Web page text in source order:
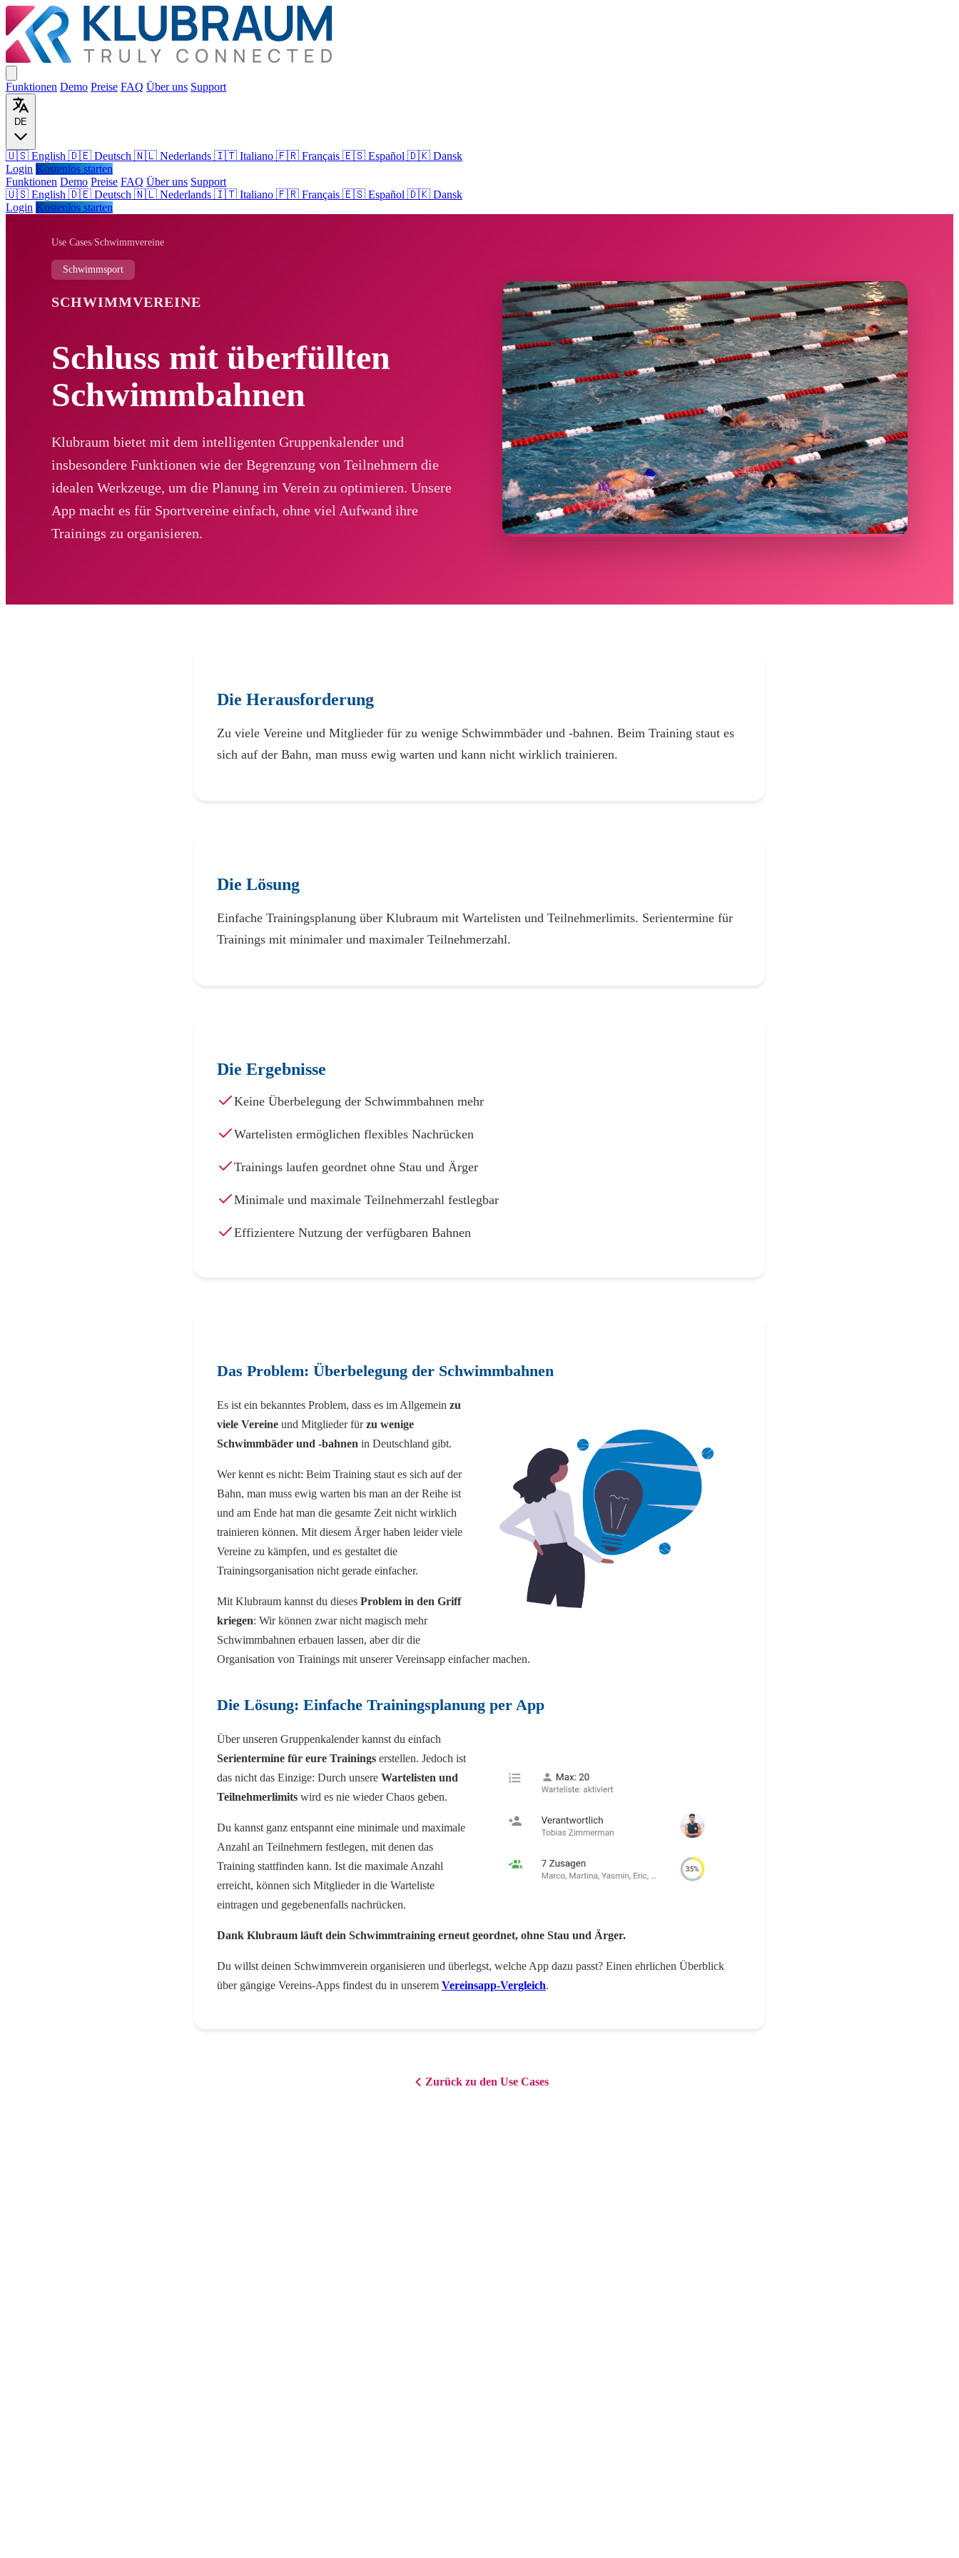
Funktionen Demo Preise FAQ Über uns Support
DE
🇺🇸 English 🇩🇪 Deutsch 🇳🇱 Nederlands 🇮🇹 Italiano 🇫🇷 Français 🇪🇸 Español 🇩🇰 Dansk
Login Kostenlos starten
Funktionen Demo Preise FAQ Über uns Support
🇺🇸 English 🇩🇪 Deutsch 🇳🇱 Nederlands 🇮🇹 Italiano 🇫🇷 Français 🇪🇸 Español 🇩🇰 Dansk
Login Kostenlos starten
Use Cases/Schwimmvereine
Schwimmsport
SCHWIMMVEREINE
Schluss mit überfüllten
Schwimmbahnen
Klubraum bietet mit dem intelligenten Gruppenkalender und
insbesondere Funktionen wie der Begrenzung von Teilnehmern die
idealen Werkzeuge, um die Planung im Verein zu optimieren. Unsere
App macht es für Sportvereine einfach, ohne viel Aufwand ihre
Trainings zu organisieren.
Die Herausforderung
Zu viele Vereine und Mitglieder für zu wenige Schwimmbäder und -bahnen. Beim Training staut es
sich auf der Bahn, man muss ewig warten und kann nicht wirklich trainieren.
Die Lösung
Einfache Trainingsplanung über Klubraum mit Wartelisten und Teilnehmerlimits. Serientermine für
Trainings mit minimaler und maximaler Teilnehmerzahl.
Die Ergebnisse
Keine Überbelegung der Schwimmbahnen mehr
Wartelisten ermöglichen flexibles Nachrücken
Trainings laufen geordnet ohne Stau und Ärger
Minimale und maximale Teilnehmerzahl festlegbar
Effizientere Nutzung der verfügbaren Bahnen
Das Problem: Überbelegung der Schwimmbahnen
Es ist ein bekanntes Problem, dass es im Allgemein zu
viele Vereine und Mitglieder fürzu wenige
Schwimmbäder und -bahnen in Deutschland gibt.
Wer kennt es nicht: Beim Training staut es sich auf der
Bahn, man muss ewig warten bis man an der Reihe ist
und am Ende hat man die gesamte Zeit nicht wirklich
trainieren können. Mit diesem Ärger haben leider viele
Vereine zu kämpfen, und es gestaltet die
Trainingsorganisation nicht gerade einfacher.
Mit Klubraum kannst du dieses Problem in den Griff
kriegen: Wir können zwar nicht magisch mehr
Schwimmbahnen erbauen lassen, aber dir die
Organisation von Trainings mit unserer Vereinsapp einfacher machen.
Die Lösung: Einfache Trainingsplanung per App
Über unseren Gruppenkalender kannst du einfach
Serientermine für eure Trainings erstellen. Jedoch ist
das nicht das Einzige: Durch unsere Wartelisten und
Teilnehmerlimits wird es nie wieder Chaos geben.
Du kannst ganz entspannt eine minimale und maximale
Anzahl an Teilnehmern festlegen, mit denen das
Training stattfinden kann. Ist die maximale Anzahl
erreicht, können sich Mitglieder in die Warteliste
eintragen und gegebenenfalls nachrücken.
Dank Klubraum läuft dein Schwimmtraining erneut geordnet, ohne Stau und Ärger.
Du willst deinen Schwimmverein organisieren und überlegst, welche App dazu passt? Einen ehrlichen Überblick
über gängige Vereins-Apps findest du in unserem Vereinsapp-Vergleich.
Zurück zu den Use Cases